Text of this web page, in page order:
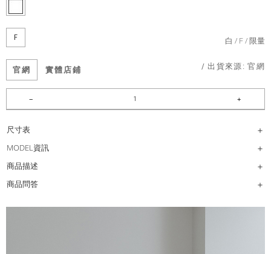
F 白 F 限量
官網 實體店鋪 / 出貨來源:官網
尺寸表
MODEL資訊
商品描述
商品問答